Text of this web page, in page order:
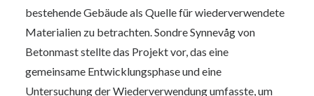
bestehende Gebäude als Quelle für wiederverwendete
Materialien zu betrachten. Sondre Synnevåg von
Betonmast stellte das Projekt vor, das eine
gemeinsame Entwicklungsphase und eine
Untersuchung der Wiederverwendung umfasste, um